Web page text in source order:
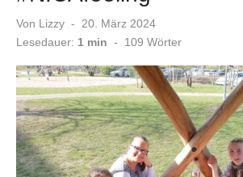
Von Lizzy
Veröffentlicht
am
20. März 2024
Lesedauer: 1 min - 109 Wörter